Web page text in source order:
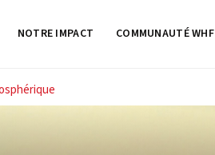
NOTRE IMPACT COMMUNAUTÉ WHF